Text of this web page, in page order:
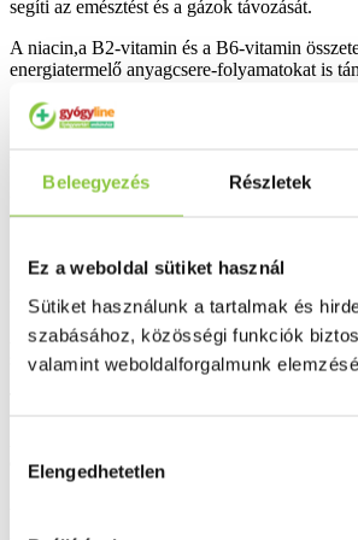
Beleegyezés Részletek
Ez a weboldal sütiket használ
Sütiket használunk a tartalmak és
szabásához, közösségi funkciók
valamint weboldalforgalmunk
kiválasztása
Elengedhetetlen
segíti az emésztést és a gázok távozását.
A niacin,a B2-vitamin és a B6-vitamin
energiatermelő anyagcsere-folyamatokat is
3 évesnél idősebb gyermekeknek,
ajánlott.
Figyelmeztetés:
A készítmény nem szedhető, amennyiben
szemben allergia áll fenn.
étrendet és az egészséges életmódot.